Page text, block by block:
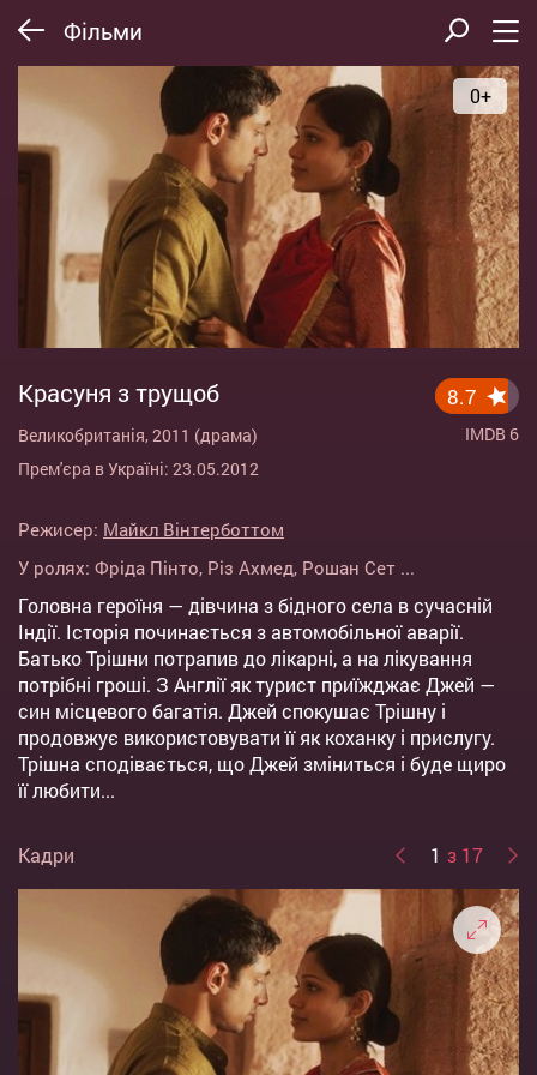
Фільми
0+
Красуня з трущоб
Великобританія, 2011 (драма)
Прем'єра в Україні: 23.05.2012
8.7
IMDB 6
Режисер: Майкл Вінтерботтом
У ролях: Фріда Пінто, Різ Ахмед, Рошан Сет ...
Головна героїня — дівчина з бідного села в сучасній
Індії. Історія починається з автомобільної аварії.
Батько Трішни потрапив до лікарні, а на лікування
потрібні гроші. З Англії як турист приїжджає Джей —
син місцевого багатія. Джей спокушає Трішну і
продовжує використовувати її як коханку і прислугу.
Трішна сподівається, що Джей зміниться і буде щиро
її любити...
Кадри 1 з 17